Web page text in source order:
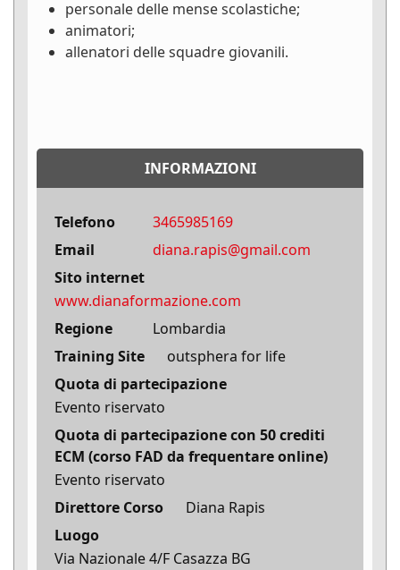
personale delle mense scolastiche;
animatori;
allenatori delle squadre giovanili.
INFORMAZIONI
Telefono
3465985169
Email
diana.rapis@gmail.com
Sito internet
www.dianaformazione.com
Regione
Lombardia
Training Site
outsphera for life
Quota di partecipazione
Evento riservato
Quota di partecipazione con 50 crediti
ECM (corso FAD da frequentare online)
Evento riservato
Direttore Corso
Diana Rapis
Luogo
Via Nazionale 4/F Casazza BG